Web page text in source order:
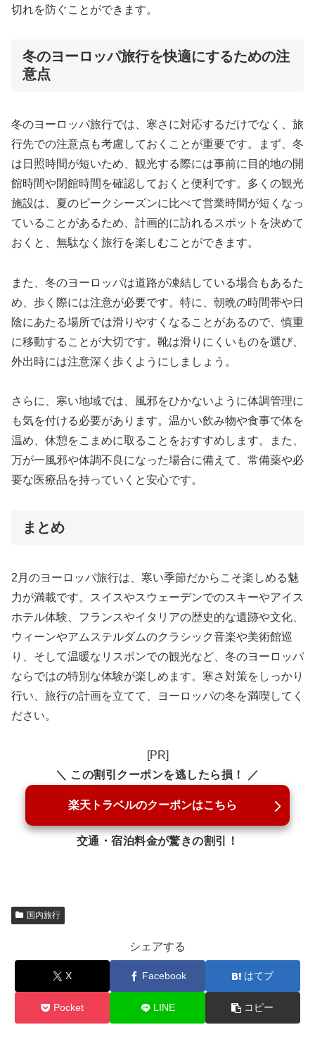
切れを防ぐことができます。
冬のヨーロッパ旅行を快適にするための注
意点
冬のヨーロッパ旅行では、寒さに対応するだけでなく、旅
行先での注意点も考慮しておくことが重要です。まず、冬
は日照時間が短いため、観光する際には事前に目的地の開
館時間や閉館時間を確認しておくと便利です。多くの観光
施設は、夏のピークシーズンに比べて営業時間が短くなっ
ていることがあるため、計画的に訪れるスポットを決めて
おくと、無駄なく旅行を楽しむことができます。
また、冬のヨーロッパは道路が凍結している場合もあるた
め、歩く際には注意が必要です。特に、朝晩の時間帯や日
陰にあたる場所では滑りやすくなることがあるので、慎重
に移動することが大切です。靴は滑りにくいものを選び、
外出時には注意深く歩くようにしましょう。
さらに、寒い地域では、風邪をひかないように体調管理に
も気を付ける必要があります。温かい飲み物や食事で体を
温め、休憩をこまめに取ることをおすすめします。また、
万が一風邪や体調不良になった場合に備えて、常備薬や必
要な医療品を持っていくと安心です。
まとめ
2月のヨーロッパ旅行は、寒い季節だからこそ楽しめる魅
力が満載です。スイスやスウェーデンでのスキーやアイス
ホテル体験、フランスやイタリアの歴史的な遺跡や文化、
ウィーンやアムステルダムのクラシック音楽や美術館巡
り、そして温暖なリスボンでの観光など、冬のヨーロッパ
ならではの特別な体験が楽しめます。寒さ対策をしっかり
行い、旅行の計画を立てて、ヨーロッパの冬を満喫してく
ださい。
[PR]
＼ この割引クーポンを逃したら損！ ／
楽天トラベルのクーポンはこちら
交通・宿泊料金が驚きの割引！
国内旅行
シェアする
X Facebook はてブ
Pocket LINE コピー